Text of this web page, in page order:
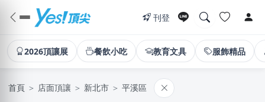
刊登
2026頂讓展 餐飲小吃 教育文具 服飾精品
首頁 ＞ 店面頂讓 ＞ 新北市 ＞ 平溪區